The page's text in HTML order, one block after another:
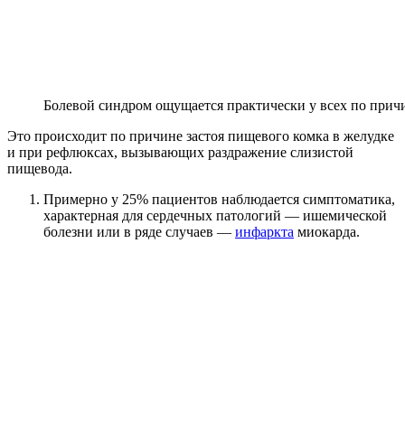
Болевой синдром ощущается практически у всех по
Это происходит по причине застоя пищевого комка в желудке
и при рефлюксах, вызывающих раздражение слизистой
пищевода.
Примерно у 25% пациентов наблюдается симптоматика,
характерная для сердечных патологий — ишемической
болезни или в ряде случаев — инфаркта миокарда.